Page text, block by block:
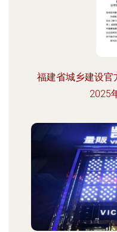
福建省城乡建设官
2025